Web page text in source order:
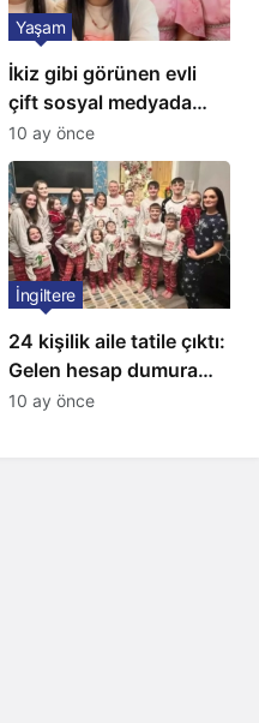
İkiz gibi görünen evli
çift sosyal medyada
gündem oldu
Yaşam
10 ay önce
24 kişilik aile tatile çıktı:
Gelen hesap dumura
uğrattı
İngiltere
10 ay önce